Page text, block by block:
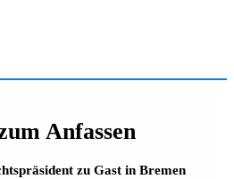
Anfassen
zu Gast in Bremen